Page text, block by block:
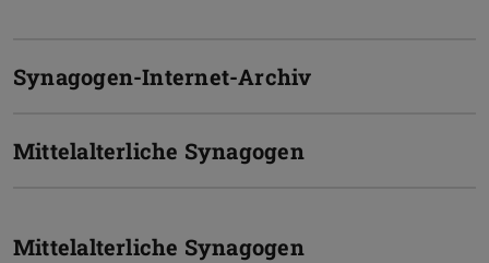
Synagogen-Internet-Archiv
Mittelalterliche Synagogen
Mittelalterliche Synagogen